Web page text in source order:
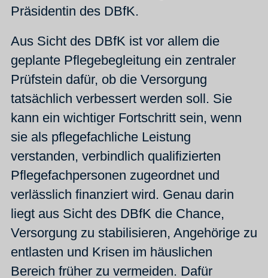
Präsidentin des DBfK.
Aus Sicht des DBfK ist vor allem die
geplante Pflegebegleitung ein zentraler
Prüfstein dafür, ob die Versorgung
tatsächlich verbessert werden soll. Sie
kann ein wichtiger Fortschritt sein, wenn
sie als pflegefachliche Leistung
verstanden, verbindlich qualifizierten
Pflegefachpersonen zugeordnet und
verlässlich finanziert wird. Genau darin
liegt aus Sicht des DBfK die Chance,
Versorgung zu stabilisieren, Angehörige zu
entlasten und Krisen im häuslichen
Bereich früher zu vermeiden. Dafür